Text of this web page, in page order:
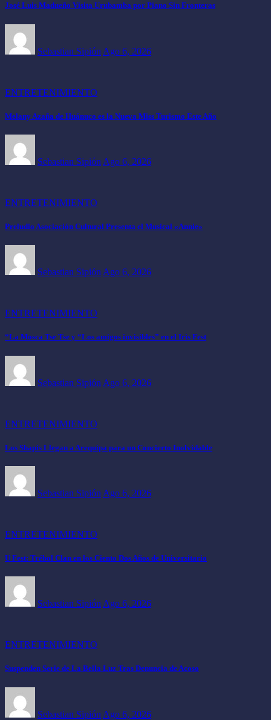
José Luis Madueño Visita Urubamba por Piano Sin Fronteras
Sebastian Sipión Ago 6, 2026
ENTRETENIMIENTO
Melany Azaña de Huánuco es la Nueva Miss Turismo Este Año
Sebastian Sipión Ago 6, 2026
ENTRETENIMIENTO
Preludio Asociación Cultural Presenta el Musical «Annie»
Sebastian Sipión Ago 6, 2026
ENTRETENIMIENTO
“La Mosca Tse Tse y “Los amigos invisibles” en el Iris Fest
Sebastian Sipión Ago 6, 2026
ENTRETENIMIENTO
Los Shapis Llegan a Arequipa para un Concierto Inolvidable
Sebastian Sipión Ago 6, 2026
ENTRETENIMIENTO
U Fest: Trébol Clan en los Ciento Dos Años de Universitario
Sebastian Sipión Ago 6, 2026
ENTRETENIMIENTO
Suspenden Serie de La Bella Luz Tras Denuncia de Acoso
Sebastian Sipión Ago 6, 2026